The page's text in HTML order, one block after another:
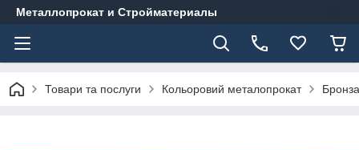
Металлопрокат и Стройматериалы
Товари та послуги Кольоровий металопрокат Бронза